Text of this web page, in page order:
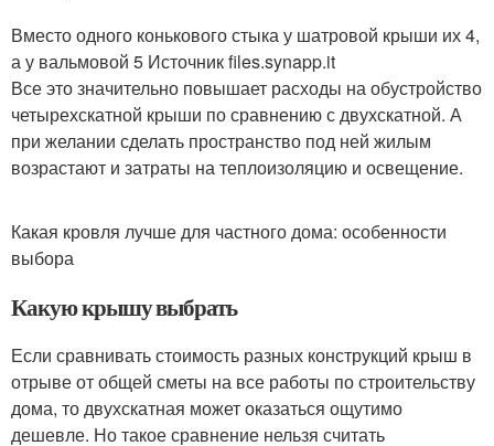
Вместо одного конькового стыка у шатровой крыши их 4,
а у вальмовой 5 Источник files.synapp.it
Все это значительно повышает расходы на обустройство
четырехскатной крыши по сравнению с двухскатной. А
при желании сделать пространство под ней жилым
возрастают и затраты на теплоизоляцию и освещение.
Какая кровля лучше для частного дома: особенности
выбора
Какую крышу выбрать
Если сравнивать стоимость разных конструкций крыш в
отрыве от общей сметы на все работы по строительству
дома, то двухскатная может оказаться ощутимо
дешевле. Но такое сравнение нельзя считать